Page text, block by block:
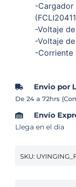
-Cargador
-Voltaje
-Voltaje
-Corriente
Envio por
De 24 a 72hrs
Envío
Llega en el dia
SKU: